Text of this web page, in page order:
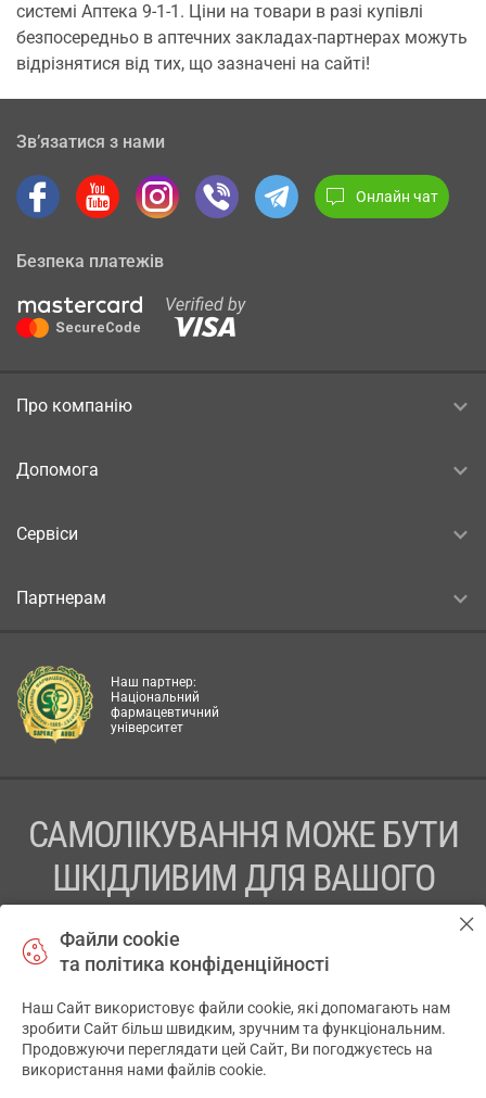
системі Аптека 9-1-1. Ціни на товари в разі купівлі
безпосередньо в аптечних закладах-партнерах можуть
відрізнятися від тих, що зазначені на сайті!
Зв’язатися з нами
Онлайн чат
Безпека платежів
Про компанію
Допомога
Сервіси
Партнерам
Наш партнер:
Національний
фармацевтичний
університет
САМОЛІКУВАННЯ МОЖЕ БУТИ
ШКІДЛИВИМ ДЛЯ ВАШОГО
ПЕРЕД ЗАСТОСУВАННЯМ ПРЕПАРАТУ ПРОКОНСУЛЬТУЙТЕСЬ
ТОВ «АПТЕКА 911.ЮА» Код ЄДРПОУ 43631965.
Відмова від відповідальності
Файли cookie
та політика конфіденційності
Наш Сайт використовує файли cookie, які допомагають нам
зробити Сайт більш швидким, зручним та функціональним.
Продовжуючи переглядати цей Сайт, Ви погоджуєтесь на
використання нами файлів cookie.
✕